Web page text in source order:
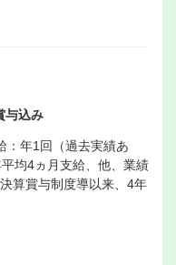
与込み
：年1回（過去実績あ
均4ヵ月支給、他、業績
算賞与制度導以来、4年